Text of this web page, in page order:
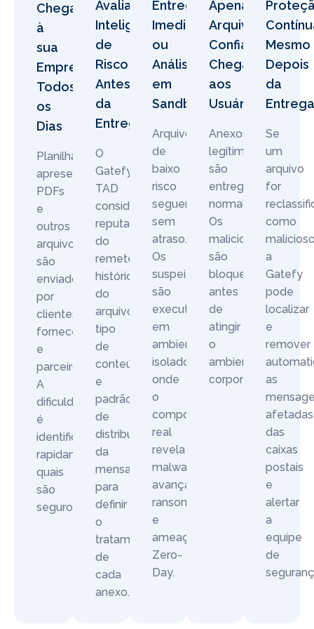
Chegam
à
sua
Empresa
Todos
os
Dias
Planilhas,
apresentações,
PDFs
e
outros
arquivos
são
enviados
por
clientes,
fornecedores
e
parceiros.
A
dificuldade
é
identificar
rapidamente
quais
são
seguros.
Avaliação
Inteligente
de
Risco
Antes
da
Entrega
O
Gatefy
TAD
considera
reputação
do
remetente,
histórico
do
arquivo,
tipo
de
conteúdo
e
padrão
de
distribuição
da
mensagem
para
definir
o
tratamento
de
cada
anexo.
Entrega
Imediata
ou
Análise
em
Sandbox
Arquivos
de
baixo
risco
seguem
sem
atraso.
Os
suspeitos
são
executados
em
ambiente
isolado,
onde
o
comportamento
real
revela
malware
avançado,
ransomware
e
ameaças
Zero-
Day.
Apenas
Arquivos
Confiáveis
Chegam
aos
Usuários
Anexos
legítimos
são
entregues
normalmente.
Os
maliciosos
são
bloqueados
antes
de
atingir
o
ambiente
corporativo.
Mesmo
Depois
da
Entrega
Se
um
arquivo
for
como
a
Gatefy
pode
localizar
e
remover
as
afetadas
das
caixas
postais
e
alertar
a
equipe
de